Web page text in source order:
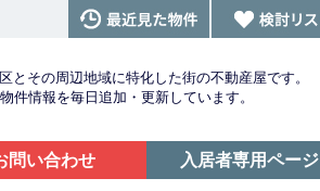
とその周辺地域に特化した街の不動産屋です。
件情報を毎日追加・更新しています。
問い合わせ 入居者専用ページ